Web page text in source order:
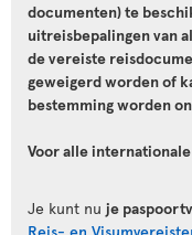
documenten) te
uitreisbepalingen van
de vereiste
geweigerd worden of
bestemming worden
Voor alle
Je kunt nu je